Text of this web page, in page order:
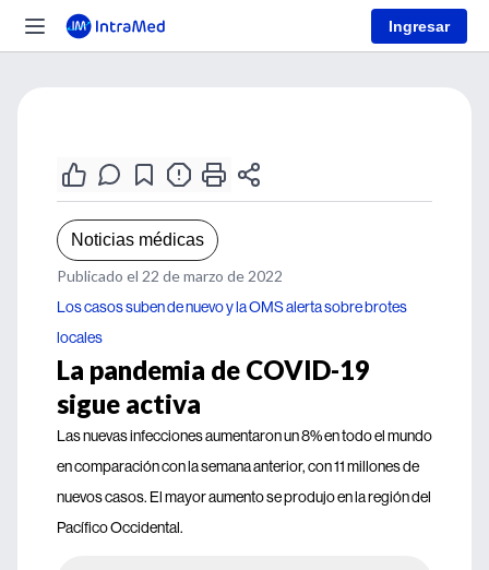
Ingresar
Noticias médicas
Publicado el 22 de marzo de 2022
Los casos suben de nuevo y la OMS alerta sobre brotes
locales
La pandemia de COVID-19
sigue activa
Las nuevas infecciones aumentaron un 8% en todo el mundo
en comparación con la semana anterior, con 11 millones de
nuevos casos. El mayor aumento se produjo en la región del
Pacífico Occidental.